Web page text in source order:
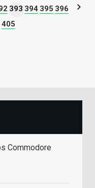
393 394 395 396
405
Commodore